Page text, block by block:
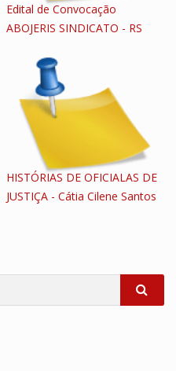
Edital de Convocação
ABOJERIS SINDICATO - RS
HISTÓRIAS DE OFICIALAS DE
JUSTIÇA - Cátia Cilene Santos